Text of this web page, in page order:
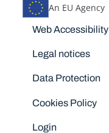
An EU Agency
Disclaimers
Web Accessibility
Legal notices
Data Protection
Cookies Policy
Login